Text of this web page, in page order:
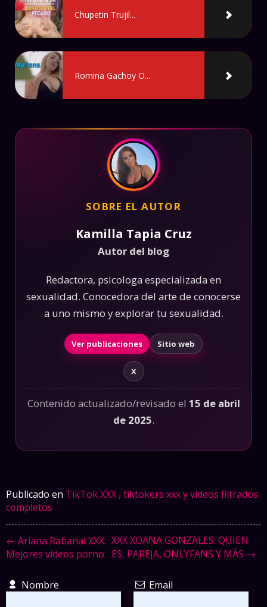
Chupetin Trujil...
Romina Gachoy O...
SOBRE EL AUTOR
Kamilla Tapia Cruz
Autor del blog
Redactora, psicologa especializada en
sexualidad. Conocedora del arte de conocerse
a uno mismo y explorar tu sexualidad.
Ver publicaciones Sitio web
X
Contenido actualizado/revisado el 15 de abril
de 2025.
Publicado en TikTok XXX , tiktokers xxx y videos filtrados
completos
← Ariana Rabanal XXX:
Mejores videos porno
XXX XOANA GONZALES: QUIEN
ES, PAREJA, ONLYFANS Y MÁS →
Nombre Email